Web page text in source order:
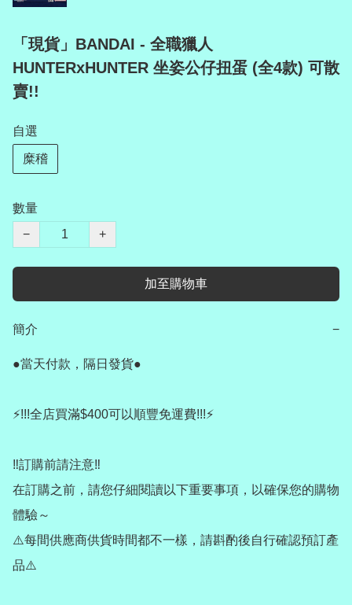
「現貨」BANDAI - 全職獵人
HUNTERxHUNTER 坐姿公仔扭蛋 (全4款) 可散
賣!!
自選
糜稽
數量
−
+
加至購物車
簡介 −
●當天付款，隔日發貨●
⚡️!!!全店買滿$400可以順豐免運費!!!⚡️
‼️訂購前請注意‼️
在訂購之前，請您仔細閱讀以下重要事項，以確保您的購物
體驗～
⚠️每間供應商供貨時間都不一樣，請斟酌後自行確認預訂產
品⚠️